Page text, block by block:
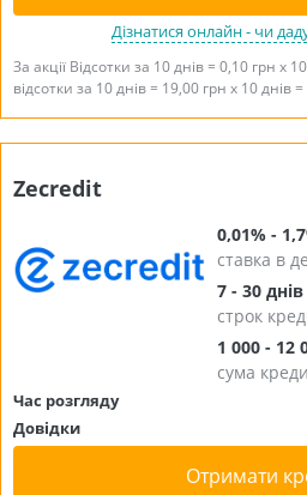
Дізнатися онлайн - чи
За акції Відсотки за 10 днів = 0,10 грн х
відсотки за 10 днів = 19,00 грн х 10 днів
Zecredit
0,01% -
ставка в
7 - 30 днів
строк
1 000 - 12
сума
Час розгляду
Довідки
Отримати